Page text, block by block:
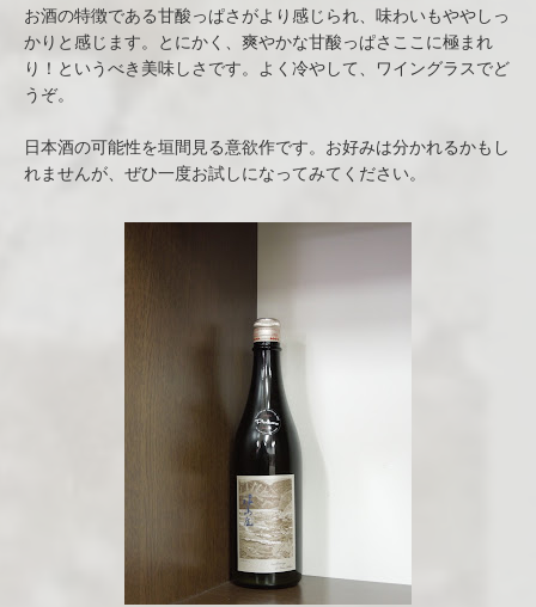
お酒の特徴である甘酸っぱさがより感じられ、味わいもややしっ
かりと感じます。とにかく、爽やかな甘酸っぱさここに極まれ
り！というべき美味しさです。よく冷やして、ワイングラスでど
うぞ。
日本酒の可能性を垣間見る意欲作です。お好みは分かれるかもし
れませんが、ぜひ一度お試しになってみてください。